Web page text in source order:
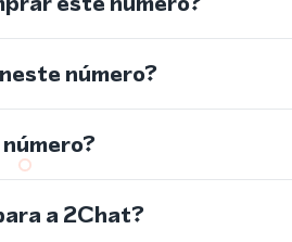
número?
a 2Chat?